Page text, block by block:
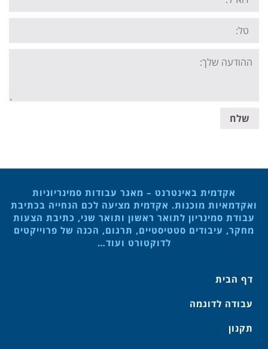
Tel:
Your
message:
שלח
אקדמית באינטרנט – מאגר עבודות סמינריוניות
ואקדמאיות מוכנות. אקדמית מציעה לכם הנחייה בכתיבת
עבודת סמינריון לתואר ראשון ותואר שני, כתיבת הצעות
מחקר, עיבודים סטטיסטיים, תרגום, הכנה של פרוייקטים
לדוקטורט ועוד…
דף הבית
עבודה לדוגמה
תקנון